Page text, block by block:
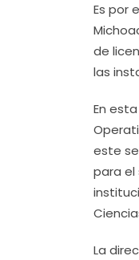
Es por
de
las
En
este
para el
La